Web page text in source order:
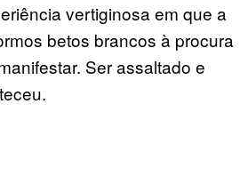
vertiginosa em que a
betos brancos à procura
Ser assaltado e